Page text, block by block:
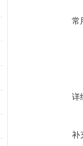
常
详
补